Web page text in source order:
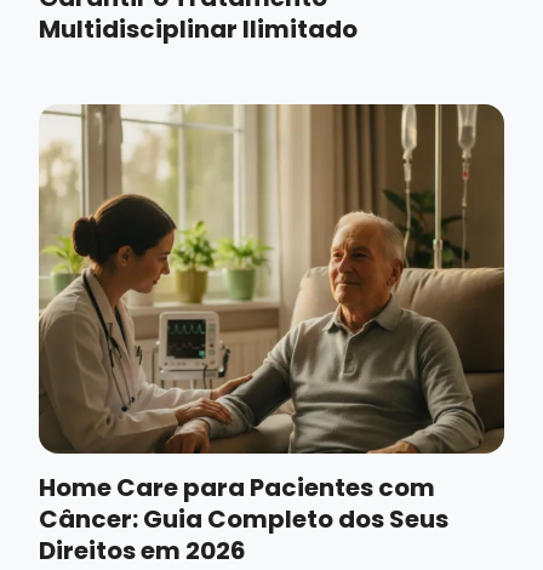
Multidisciplinar Ilimitado
Home Care para Pacientes com
Câncer: Guia Completo dos Seus
Direitos em 2026